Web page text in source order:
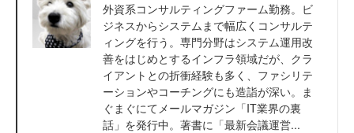
外資系コンサルティングファーム勤務。ビ
ジネスからシステムまで幅広くコンサルテ
ィングを行う。専門分野はシステム運用改
善をはじめとするインフラ領域だが、クラ
イアントとの折衝経験も多く、ファシリテ
ーションやコーチングにも造詣が深い。ま
ぐまぐにてメールマガジン「IT業界の裏
話」を発行中。著書に「最新会議運営...